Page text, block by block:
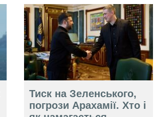
Тиск на Зеленського,
погрози Арахамії. Хто і